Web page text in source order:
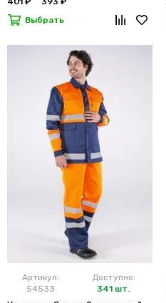
Выбрать
Артикул:
54533
Доступно:
341 шт.